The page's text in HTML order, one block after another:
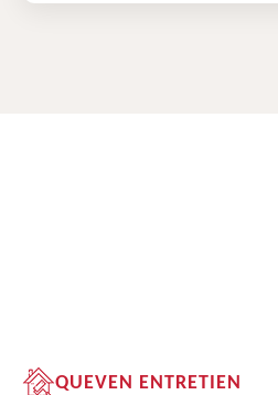
QUEVEN ENTRETIEN